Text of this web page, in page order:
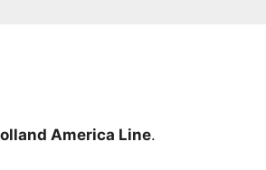
America Line.